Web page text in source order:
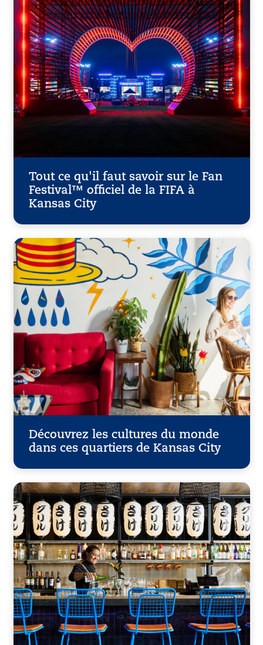
Tout ce qu'il faut savoir sur le Fan
Festival™ officiel de la FIFA à
Kansas City
Découvrez les cultures du monde
dans ces quartiers de Kansas City